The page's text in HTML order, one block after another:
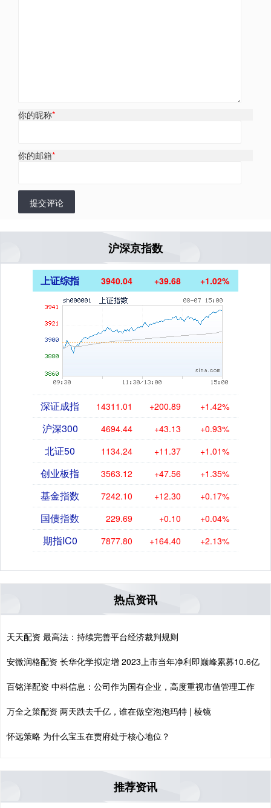
你的昵称*
你的邮箱*
提交评论
沪深京指数
上证综指 3940.04 +39.68 +1.02%
深证成指 14311.01 +200.89 +1.42%
沪深300 4694.44 +43.13 +0.93%
北证50 1134.24 +11.37 +1.01%
创业板指 3563.12 +47.56 +1.35%
基金指数 7242.10 +12.30 +0.17%
国债指数 229.69 +0.10 +0.04%
期指IC0 7877.80 +164.40 +2.13%
热点资讯
天天配资 最高法：持续完善平台经济裁判规则
安微润格配资 长华化学拟定增 2023上市当年净利即巅峰累募10.6亿
百铭洋配资 中科信息：公司作为国有企业，高度重视市值管理工作
万全之策配资 两天跌去千亿，谁在做空泡泡玛特 | 棱镜
怀远策略 为什么宝玉在贾府处于核心地位？
推荐资讯